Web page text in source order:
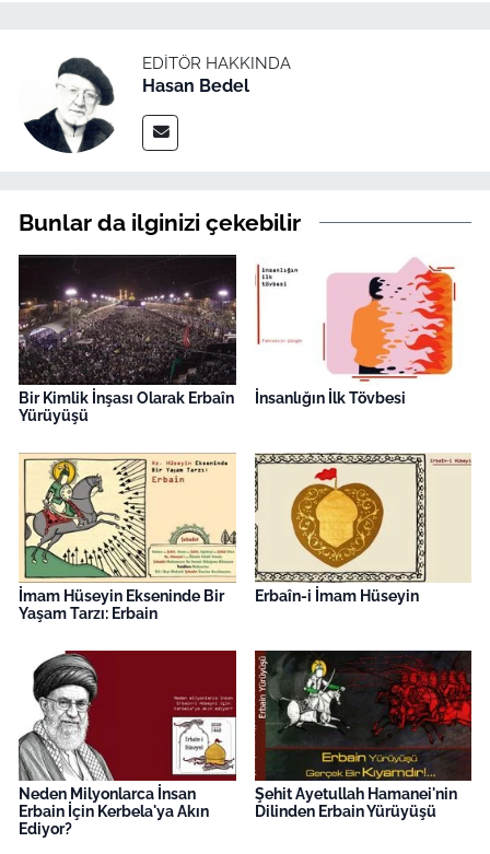
EDITÖR HAKKINDA
Hasan Bedel
Bunlar da ilginizi çekebilir
Bir Kimlik İnşası Olarak Erbaîn
Yürüyüşü
İnsanlığın İlk Tövbesi
İmam Hüseyin Ekseninde Bir
Yaşam Tarzı: Erbain
Erbaîn-i İmam Hüseyin
Neden Milyonlarca İnsan
Erbain İçin Kerbela'ya Akın
Ediyor?
Şehit Ayetullah Hamanei'nin
Dilinden Erbain Yürüyüşü